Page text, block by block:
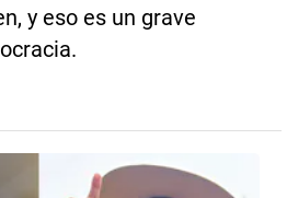
y eso es un grave